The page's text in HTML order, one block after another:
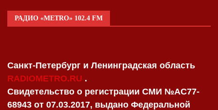
РАДИО «METRO» 102.4 FM
Санкт-Петербург и Ленинградская область
RADIOMETRO.RU .
Свидетельство о регистрации СМИ №AC77-
68943 от 07.03.2017, выдано Федеральной